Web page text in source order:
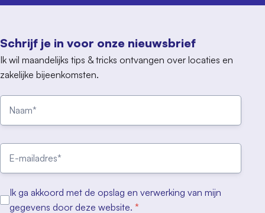
Schrijf je in voor onze nieuwsbrief
Ik wil maandelijks tips & tricks ontvangen over locaties en
zakelijke bijeenkomsten.
Ik ga akkoord met de opslag en verwerking van mijn
gegevens door deze website. *